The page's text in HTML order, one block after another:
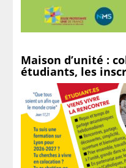
Maison d’unité :
étudiants, les